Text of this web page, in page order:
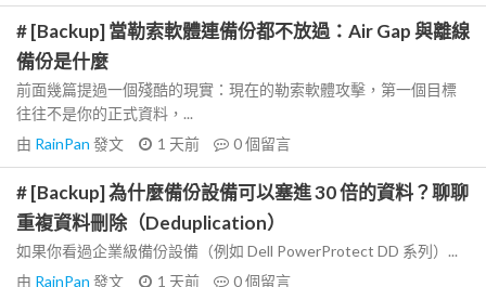
# [Backup] 當勒索軟體連備份都不放過：Air Gap 與離線
備份是什麼
前面幾篇提過一個殘酷的現實：現在的勒索軟體攻擊，第一個目標
往往不是你的正式資料，...
由 RainPan 發文 1 天前 0個留言
# [Backup] 為什麼備份設備可以塞進 30 倍的資料？聊聊
重複資料刪除（Deduplication）
如果你看過企業級備份設備（例如 Dell PowerProtect DD 系列）...
由 RainPan 發文 1 天前 0個留言